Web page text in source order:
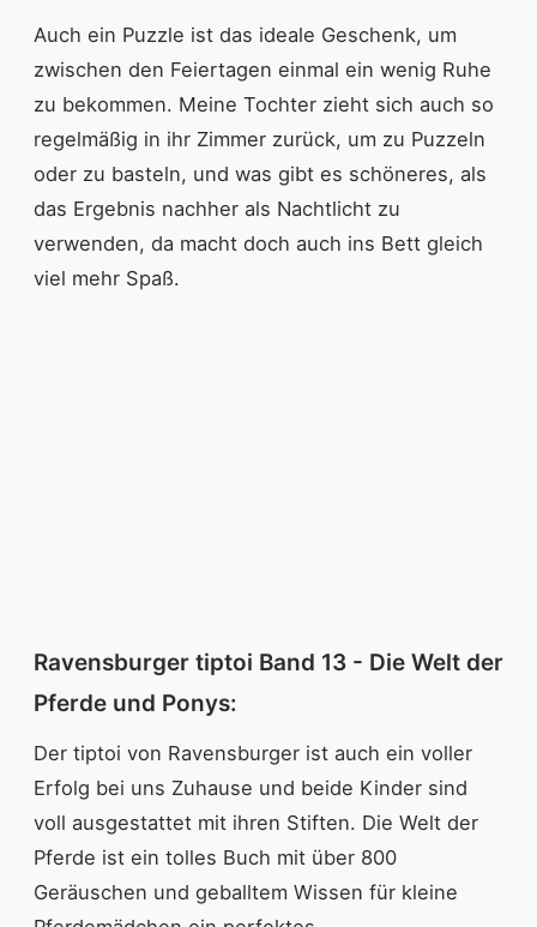
Auch ein Puzzle ist das ideale Geschenk, um
zwischen den Feiertagen einmal ein wenig Ruhe
zu bekommen. Meine Tochter zieht sich auch so
regelmäßig in ihr Zimmer zurück, um zu Puzzeln
oder zu basteln, und was gibt es schöneres, als
das Ergebnis nachher als Nachtlicht zu
verwenden, da macht doch auch ins Bett gleich
viel mehr Spaß.
Ravensburger tiptoi Band 13 - Die Welt der
Pferde und Ponys:
Der tiptoi von Ravensburger ist auch ein voller
Erfolg bei uns Zuhause und beide Kinder sind
voll ausgestattet mit ihren Stiften. Die Welt der
Pferde ist ein tolles Buch mit über 800
Geräuschen und geballtem Wissen für kleine